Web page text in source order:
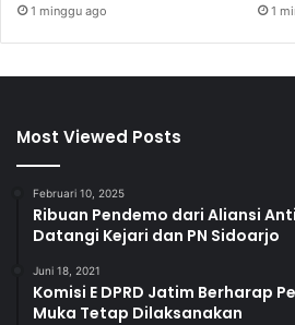
1 minggu ago 1
Most Viewed Posts
Februari 10, 2025
Ribuan Pendemo dari Aliansi
Datangi Kejari dan PN Sidoarjo
Juni 18, 2021
Komisi E DPRD Jatim Berharap
Muka Tetap Dilaksanakan